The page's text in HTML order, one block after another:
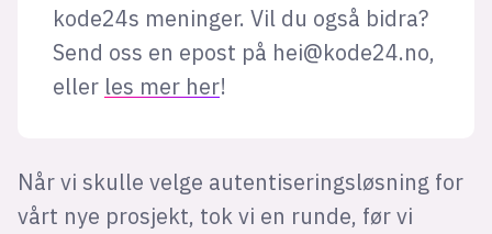
kode24s meninger. Vil du også bidra?
Send oss en epost på hei@kode24.no,
eller les mer her!
Når vi skulle velge autentiseringsløsning for
vårt nye prosjekt, tok vi en runde, før vi